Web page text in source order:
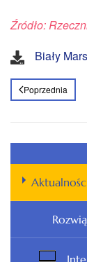
Źródło:
Biały
Poprzednia